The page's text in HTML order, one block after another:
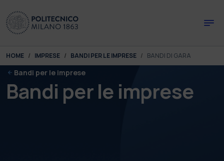
You are here:
HOME IMPRESE BANDI PER LE IMPRESE BANDI DI GARA
Bandi per le imprese
Bandi per le imprese